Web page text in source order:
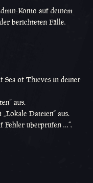
Konto auf deinem
berichteten Fälle.
Sea of Thieves in deiner
aus.
Dateien“ aus.
Fehler überprüfen …“.